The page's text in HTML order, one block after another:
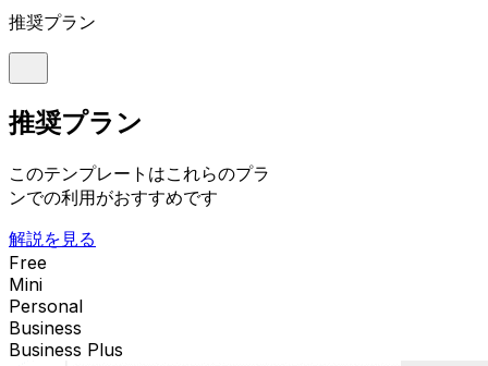
推奨プラン
推奨プラン
このテンプレートはこれらのプラ
ンでの利用がおすすめです
解説を見る
Free
Mini
Personal
Business
Business Plus